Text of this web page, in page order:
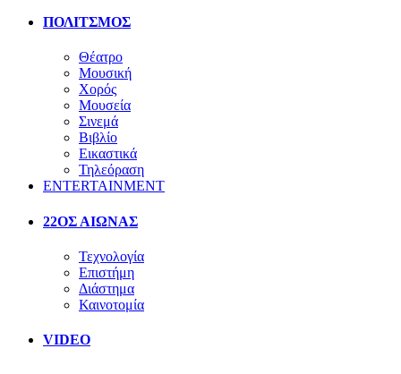
ΠΟΛΙΤΣΜΟΣ
Θέατρο
Μουσική
Χορός
Μουσεία
Σινεμά
Βιβλίο
Εικαστικά
Τηλεόραση
ENTERTAINMENT
22ΟΣ ΑΙΩΝΑΣ
Τεχνολογία
Επιστήμη
Διάστημα
Καινοτομία
VIDEO